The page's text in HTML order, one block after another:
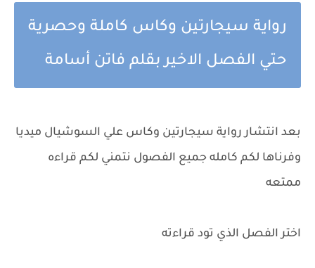
رواية سيجارتين وكاس كاملة وحصرية
حتي الفصل الاخير بقلم فاتن أسامة
بعد انتشار رواية سيجارتين وكاس علي السوشيال ميديا
وفرناها لكم كامله جميع الفصول نتمني لكم قراءه
ممتعه
اختر الفصل الذي تود قراءته